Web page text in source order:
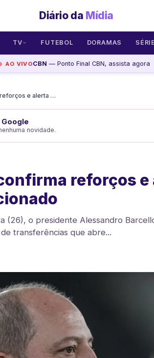
Diário da Mídia
TV FUTEBOL DORAMAS
AO VIVOCBN — Ponto Final CBN, assista agora
Internacional confirma reforços e alerta mercado inflacionado
novidade.
reforços e
(26), o presidente Alessandro
transferências que abre...